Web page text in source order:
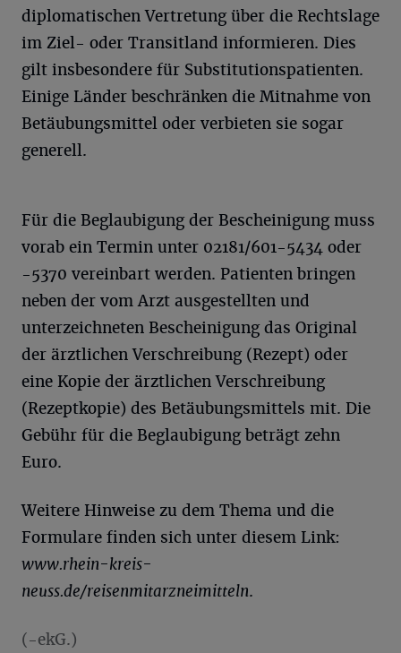
diplomatischen Vertretung über die Rechtslage
im Ziel- oder Transitland informieren. Dies
gilt insbesondere für Substitutionspatienten.
Einige Länder beschränken die Mitnahme von
Betäubungsmittel oder verbieten sie sogar
generell.
Für die Beglaubigung der Bescheinigung muss
vorab ein Termin unter 02181/601-5434 oder
-5370 vereinbart werden. Patienten bringen
neben der vom Arzt ausgestellten und
unterzeichneten Bescheinigung das Original
der ärztlichen Verschreibung (Rezept) oder
eine Kopie der ärztlichen Verschreibung
(Rezeptkopie) des Betäubungsmittels mit. Die
Gebühr für die Beglaubigung beträgt zehn
Euro.
Weitere Hinweise zu dem Thema und die
Formulare finden sich unter diesem Link:
www.rhein-kreis-
neuss.de/reisenmitarzneimitteln.
(-ekG.)